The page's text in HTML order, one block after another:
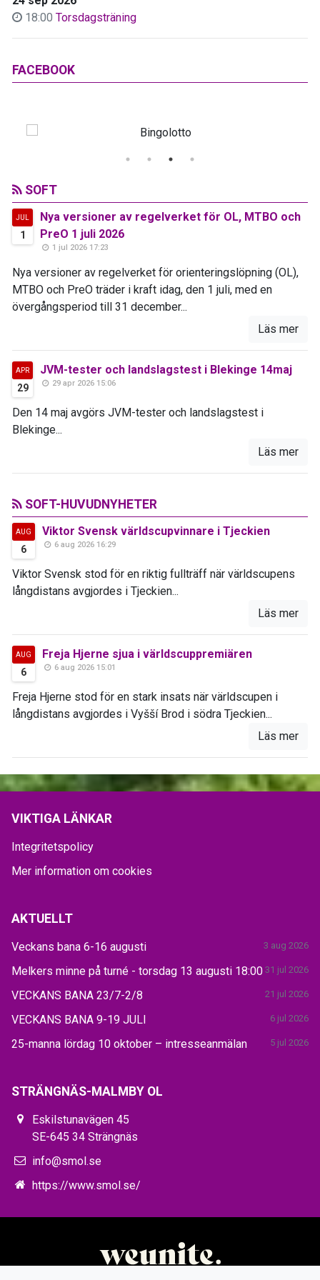
18:00 Torsdagsträning
FACEBOOK
SOFT
JUL
1
Nya versioner av regelverket för OL, MTBO och
PreO 1 juli 2026
1 jul 2026 17:23
Nya versioner av regelverket för orienteringslöpning (OL),
MTBO och PreO träder i kraft idag, den 1 juli, med en
övergångsperiod till 31 december...
Läs mer
APR
29
JVM-tester och landslagstest i Blekinge 14maj
29 apr 2026 15:06
Den 14 maj avgörs JVM-tester och landslagstest i
Blekinge...
Läs mer
SOFT-HUVUDNYHETER
AUG
6
Viktor Svensk världscupvinnare i Tjeckien
6 aug 2026 16:29
Viktor Svensk stod för en riktig fullträff när världscupens
långdistans avgjordes i Tjeckien...
Läs mer
AUG
6
Freja Hjerne sjua i världscuppremiären
6 aug 2026 15:01
Freja Hjerne stod för en stark insats när världscupen i
långdistans avgjordes i Vyšší Brod i södra Tjeckien...
Läs mer
VIKTIGA LÄNKAR
Integritetspolicy
Mer information om cookies
AKTUELLT
Veckans bana 6-16 augusti 3 aug 2026
Melkers minne på turné - torsdag 13 augusti 18:00 31 jul 2026
VECKANS BANA 23/7-2/8 21 jul 2026
VECKANS BANA 9-19 JULI 6 jul 2026
25-manna lördag 10 oktober – intresseanmälan 5 jul 2026
STRÄNGNÄS-MALMBY OL
Eskilstunavägen 45
SE-645 34 Strängnäs
info@smol.se
https://www.smol.se/